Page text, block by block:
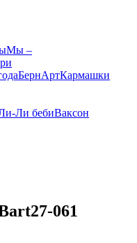
Мы –
БернАртКармашки
Ли бебиВаксон
061